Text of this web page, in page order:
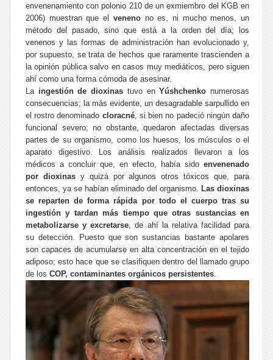
envenenamiento con polonio 210de un exmiembro del KGB en
2006) muestran que el venenono es, ni mucho menos, un
método del pasado, sino que está a la orden del día; los
venenos y las formas de administración han evolucionado y,
por supuesto, se trata de hechos que raramente trascienden a
la opinión pública salvo en casos muy mediáticos, pero siguen
ahí como una forma cómoda de asesinar.
La ingestión de dioxinas tuvo enYúshchenko numerosas
consecuencias; la más evidente, un desagradable sarpullido en
el rostro denominado cloracné, si bien no padeció ningún daño
funcional severo; no obstante, quedaron afectadas diversas
partes de su organismo, como los huesos, los músculos o el
aparato digestivo. Los análisis realizados llevaron a los
médicos a concluir que, en efecto, había sido envenenado
por dioxinasy quizá por algunos otros tóxicos que, para
entonces, ya se habían eliminado del organismo. Las dioxinas
se reparten de forma rápida por todo el cuerpo tras su
ingestión y tardan más tiempo que otras sustancias en
metabolizarse y excretarse, de ahí la relativa facilidad para
su detección. Puesto que son sustancias bastante apolares
son capaces de acumularse en alta concentración en el tejido
adiposo; esto hace que se clasifiquen dentro del llamado grupo
de los COP, contaminantes orgánicos persistentes.